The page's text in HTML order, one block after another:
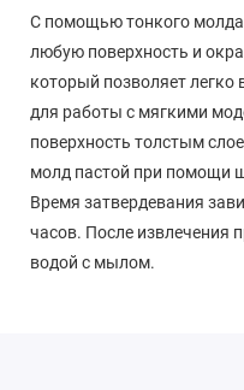
С помощью тонкого молда
любую поверхность и
который позволяет
для работы с мягкими
поверхность толстым
молд пастой при помощи
Время затвердевания
часов. После извлечения
водой с мылом.